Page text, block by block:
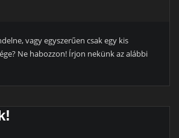
vagy egyszerűen csak egy kis
Ne habozzon! Írjon nekünk az alábbi